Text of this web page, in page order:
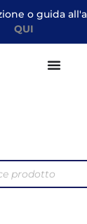
o guida
QUI